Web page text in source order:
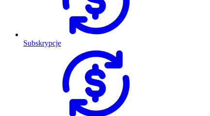
Subskrypcje